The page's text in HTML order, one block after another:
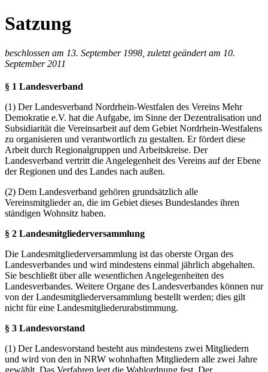
Satzung
beschlossen am 13. September 1998, zuletzt geändert am 10.
September 2011
§ 1 Landesverband
(1) Der Landesverband Nordrhein-Westfalen des Vereins Mehr
Demokratie e.V. hat die Aufgabe, im Sinne der Dezentralisation und
Subsidiarität die Vereinsarbeit auf dem Gebiet Nordrhein-Westfalens
zu organisieren und verantwortlich zu gestalten. Er fördert diese
Arbeit durch Regionalgruppen und Arbeitskreise. Der
Landesverband vertritt die Angelegenheit des Vereins auf der Ebene
der Regionen und des Landes nach außen.
(2) Dem Landesverband gehören grundsätzlich alle
Vereinsmitglieder an, die im Gebiet dieses Bundeslandes ihren
ständigen Wohnsitz haben.
§ 2 Landesmitgliederversammlung
Die Landesmitgliederversammlung ist das oberste Organ des
Landesverbandes und wird mindestens einmal jährlich abgehalten.
Sie beschließt über alle wesentlichen Angelegenheiten des
Landesverbandes. Weitere Organe des Landesverbandes können nur
von der Landesmitgliederversammlung bestellt werden; dies gilt
nicht für eine Landesmitgliederurabstimmung.
§ 3 Landesvorstand
(1) Der Landesvorstand besteht aus mindestens zwei Mitgliedern
und wird von den in NRW wohnhaften Mitgliedern alle zwei Jahre
gewählt. Das Verfahren legt die Wahlordnung fest. Der